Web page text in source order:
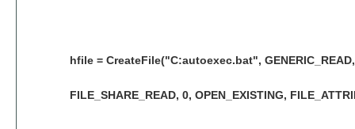
hfile = CreateFile("C:autoexec.bat",
FILE_SHARE_READ, 0, OPEN_EXISTING,